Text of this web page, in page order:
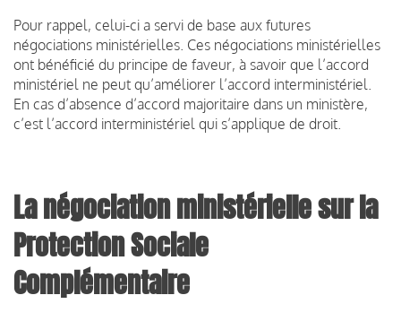
Pour rappel, celui-ci a servi de base aux futures
négociations ministérielles. Ces négociations ministérielles
ont bénéficié du principe de faveur, à savoir que l’accord
ministériel ne peut qu’améliorer l’accord interministériel.
En cas d’absence d’accord majoritaire dans un ministère,
c’est l’accord interministériel qui s’applique de droit.
La négociation ministérielle sur la
Protection Sociale
Complémentaire